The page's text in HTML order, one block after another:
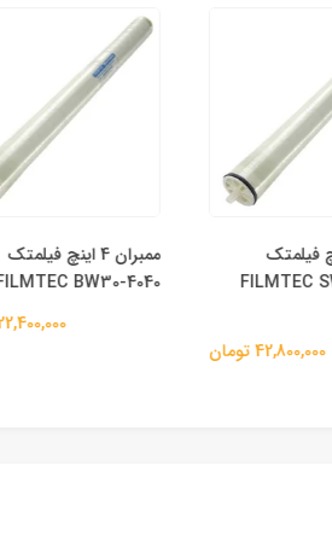
اینچ فیلمتک
FILMTEC
42,800,000 تومان
ممبران 4 اینچ فیلمتک
FILMTEC BW30-4040
22,400,000 تومان